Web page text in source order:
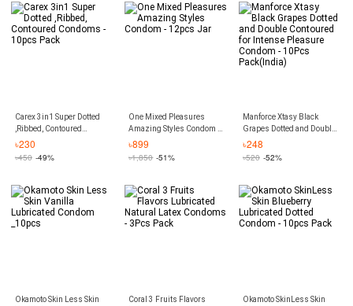
Carex 3in1 Super Dotted
,Ribbed, Contoured
Condoms - 10pcs Pack
৳230
৳450 -49%
One Mixed Pleasures
Amazing Styles Condom -
12pcs Jar
৳899
৳1,850 -51%
Manforce Xtasy Black
Grapes Dotted and Double
Contoured for Intense
৳248
৳520 -52%
Okamoto Skin Less Skin
Coral 3 Fruits Flavors
Okamoto SkinLess Skin